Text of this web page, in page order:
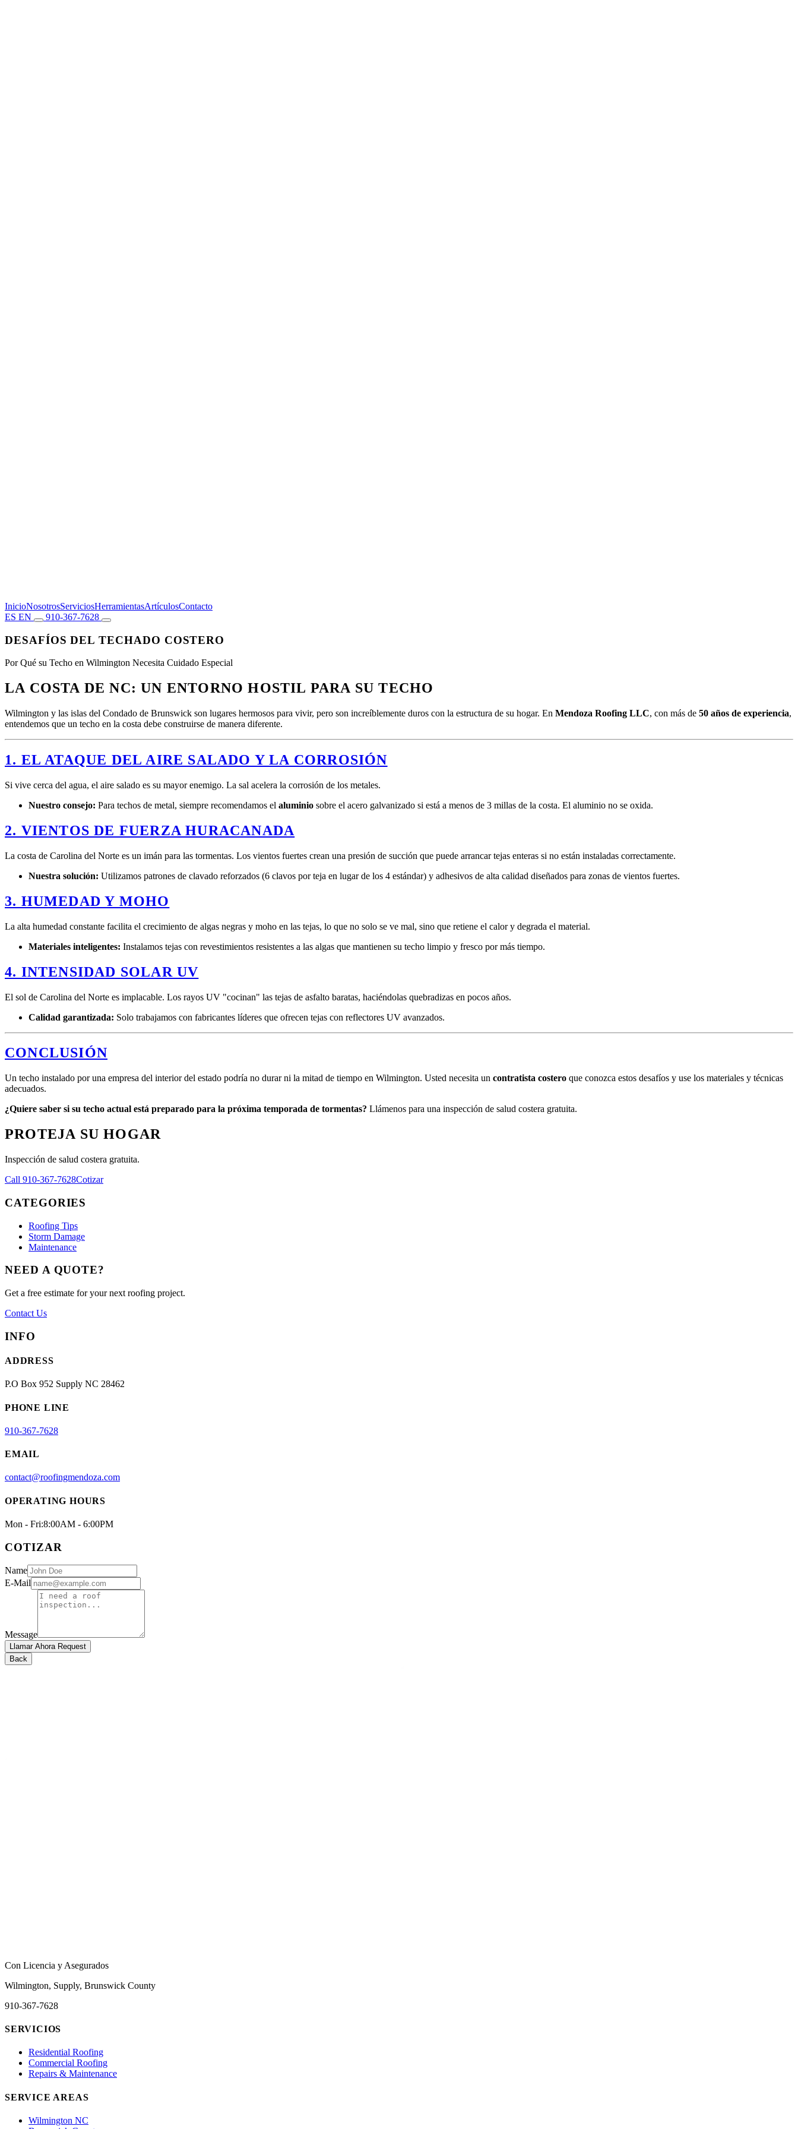
InicioNosotrosServiciosHerramientasArtículosContacto
ES EN 910-367-7628
DESAFÍOS DEL TECHADO COSTERO
Por Qué su Techo en Wilmington Necesita Cuidado Especial
LA COSTA DE NC: UN ENTORNO HOSTIL PARA SU TECHO
Wilmington y las islas del Condado de Brunswick son lugares hermosos para vivir, pero son increíblemente duros con la estructura de su hogar. En Mendoza Roofing LLC, con más de 50 años de experiencia,
entendemos que un techo en la costa debe construirse de manera diferente.
1. EL ATAQUE DEL AIRE SALADO Y LA CORROSIÓN
Si vive cerca del agua, el aire salado es su mayor enemigo. La sal acelera la corrosión de los metales.
Nuestro consejo: Para techos de metal, siempre recomendamos el aluminio sobre el acero galvanizado si está a menos de 3 millas de la costa. El aluminio no se oxida.
2. VIENTOS DE FUERZA HURACANADA
La costa de Carolina del Norte es un imán para las tormentas. Los vientos fuertes crean una presión de succión que puede arrancar tejas enteras si no están instaladas correctamente.
Nuestra solución: Utilizamos patrones de clavado reforzados (6 clavos por teja en lugar de los 4 estándar) y adhesivos de alta calidad diseñados para zonas de vientos fuertes.
3. HUMEDAD Y MOHO
La alta humedad constante facilita el crecimiento de algas negras y moho en las tejas, lo que no solo se ve mal, sino que retiene el calor y degrada el material.
Materiales inteligentes: Instalamos tejas con revestimientos resistentes a las algas que mantienen su techo limpio y fresco por más tiempo.
4. INTENSIDAD SOLAR UV
El sol de Carolina del Norte es implacable. Los rayos UV "cocinan" las tejas de asfalto baratas, haciéndolas quebradizas en pocos años.
Calidad garantizada: Solo trabajamos con fabricantes líderes que ofrecen tejas con reflectores UV avanzados.
CONCLUSIÓN
Un techo instalado por una empresa del interior del estado podría no durar ni la mitad de tiempo en Wilmington. Usted necesita un contratista costero que conozca estos desafíos y use los materiales y técnicas
adecuados.
¿Quiere saber si su techo actual está preparado para la próxima temporada de tormentas? Llámenos para una inspección de salud costera gratuita.
PROTEJA SU HOGAR
Inspección de salud costera gratuita.
Call 910-367-7628Cotizar
CATEGORIES
Roofing Tips
Storm Damage
Maintenance
NEED A QUOTE?
Get a free estimate for your next roofing project.
Contact Us
INFO
ADDRESS
P.O Box 952 Supply NC 28462
PHONE LINE
910-367-7628
EMAIL
contact@roofingmendoza.com
OPERATING HOURS
Mon - Fri:8:00AM - 6:00PM
COTIZAR
Name
E-Mail
Message
Llamar Ahora Request
Back
Con Licencia y Asegurados
Wilmington, Supply, Brunswick County
910-367-7628
SERVICIOS
Residential Roofing
Commercial Roofing
Repairs & Maintenance
SERVICE AREAS
Wilmington NC